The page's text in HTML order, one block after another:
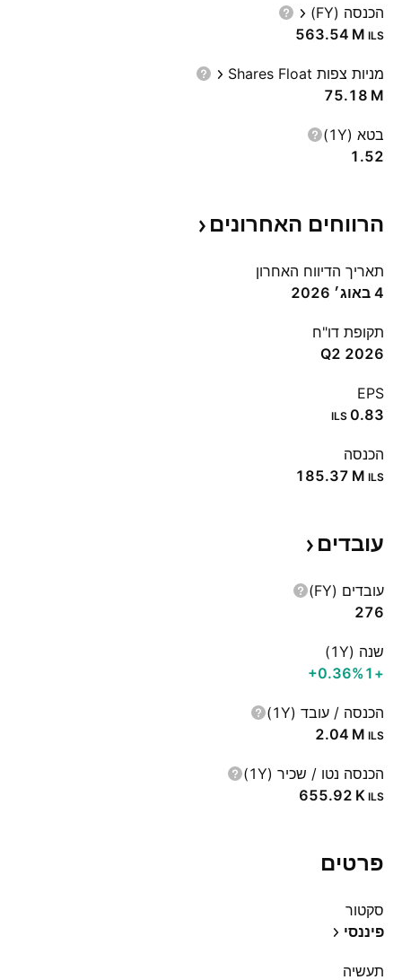
הכנסה (FY)
‪563.54 M‬ ILS
מניות צפות Shares Float
‪75.18 M‬
בטא (1Y)
1.52
הרווחים האחרונים
תאריך הדיווח האחרון
4 באוג׳ 2026
תקופת דו"ח
Q2 2026
EPS
0.83
ILS
הכנסה
‪185.37 M‬ ILS
עובדים
עובדים (FY)
276
שנה (1Y)
+1
‪+0.36%‬
הכנסה / עובד (1Y)
‪2.04 M‬ ILS
הכנסה נטו / שכיר (1Y)
‪655.92 K‬ ILS
פרטים
סקטור
פיננסי
תעשיה